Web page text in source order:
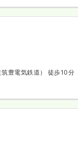
豊電気鉄道） 徒歩10分